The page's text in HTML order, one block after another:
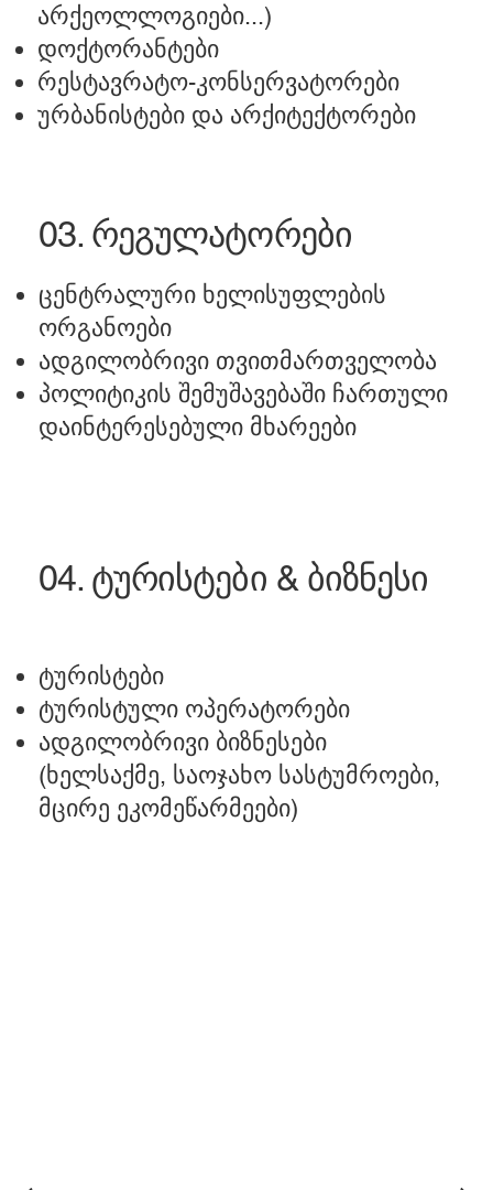
არქეოლლოგიები...)
დოქტორანტები
რესტავრატო-კონსერვატორები
ურბანისტები და არქიტექტორები
03. რეგულატორები
ცენტრალური ხელისუფლების
ორგანოები
ადგილობრივი თვითმართველობა
პოლიტიკის შემუშავებაში ჩართული
დაინტერესებული მხარეები
04. ტურისტები & ბიზნესი
ტურისტები
ტურისტული ოპერატორები
ადგილობრივი ბიზნესები
(ხელსაქმე, საოჯახო სასტუმროები,
მცირე ეკომეწარმეები)